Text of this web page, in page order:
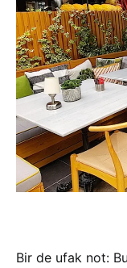
Bir de ufak not: